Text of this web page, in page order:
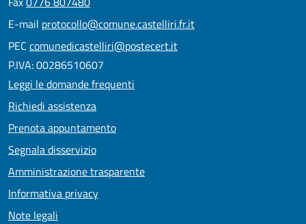
E-mail protocollo@comune.castelliri.fr.it
PEC comunedicastelliri@postecert.it
P.IVA: 00286510607
Leggi le domande frequenti
Richiedi assistenza
Prenota appuntamento
Segnala disservizio
Amministrazione trasparente
Informativa privacy
Note legali